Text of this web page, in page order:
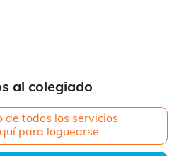
al colegiado
de todos los servicios
para loguearse